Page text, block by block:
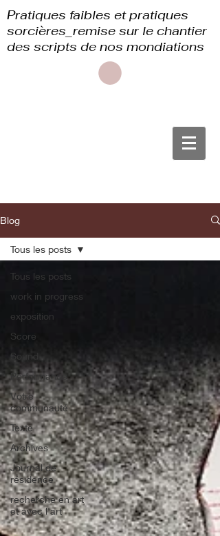
Pratiques faibles et pratiques
sorcières_remise sur le chantier
des scripts de nos mondiations
Blog
Tous les posts
work in progress
exposition
Score
Sound
Performance
Votre
communauté
Texte
Archives
Journal de
résidence
recherche en art
et avec l'art
Tous les posts